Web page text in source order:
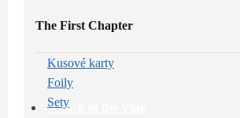
Attack of the Vine
The First Chapter
Kusové karty
Foily
Sety